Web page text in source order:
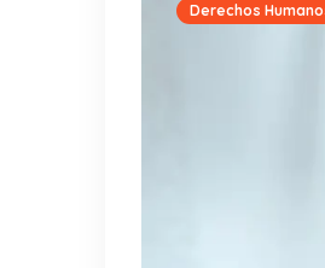
Derechos